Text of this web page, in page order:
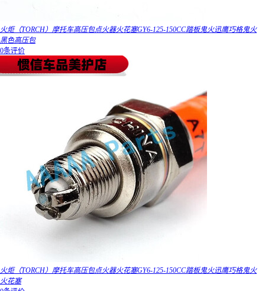
火炬（TORCH）摩托车高压包点火器火花塞GY6-125-150CC踏板鬼火迅鹰巧格鬼火
黑色高压包
0条评价
火炬（TORCH）摩托车高压包点火器火花塞GY6-125-150CC踏板鬼火迅鹰巧格鬼火
火花塞